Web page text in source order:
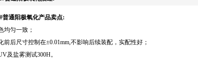
普通阳极氧化产品卖点:
均匀一致；
前后尺寸控制在±0.01mm,不影响后续装配，实配性好；
及盐雾测试300H。